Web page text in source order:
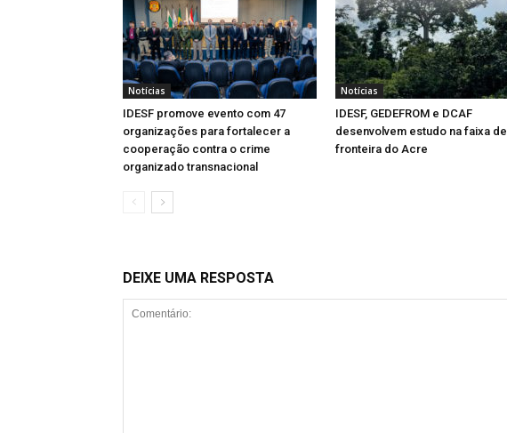
Notícias
IDESF promove evento com 47
organizações para fortalecer a
cooperação contra o crime
organizado transnacional
Notícias
IDESF, GEDEFROM e DCAF
desenvolvem estudo na faixa de
fronteira do Acre
DEIXE UMA RESPOSTA